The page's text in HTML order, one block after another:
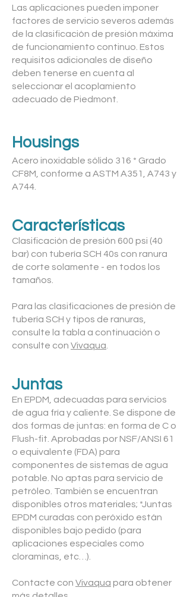
Las aplicaciones pueden imponer
factores de servicio severos además
de la clasificación de presión máxima
de funcionamiento continuo. Estos
requisitos adicionales de diseño
deben tenerse en cuenta al
seleccionar el acoplamiento
adecuado de Piedmont.
Housings
Acero inoxidable sólido 316 * Grado
CF8M, conforme a ASTM A351, A743 y
A744.
Características
Clasificación de presión 600 psi (40
bar) con tubería SCH 40s con ranura
de corte solamente - en todos los
tamaños.
Para las clasificaciones de presión de
tubería SCH y tipos de ranuras,
consulte la tabla a continuación o
consulte con Vivaqua
Juntas
En EPDM, adecuadas para servicios
de agua fría y caliente. Se dispone de
dos formas de juntas: en forma de C o
Flush-fit. Aprobadas por NSF/ANSI 61
o equivalente (FDA) para
componentes de sistemas de agua
potable. No aptas para servicio de
petróleo. También se encuentran
disponibles otros materiales; *Juntas
EPDM curadas con peróxido están
disponibles bajo pedido (para
aplicaciones especiales como
cloraminas, etc…).
Contacte con Vivaqua para obtener